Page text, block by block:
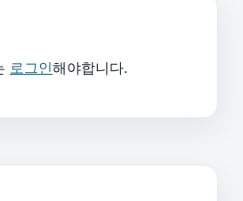
로그인해야합니다.